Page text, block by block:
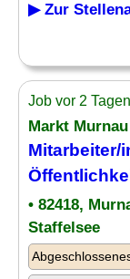
▶ Zur
Job vor 2
Markt
Mitarbeiter/
• 82418,
Staffelsee